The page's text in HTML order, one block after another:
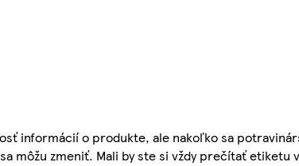
informácií o produkte, ale nakoľko sa
môžu zmeniť. Mali by ste si vždy prečítať etiketu